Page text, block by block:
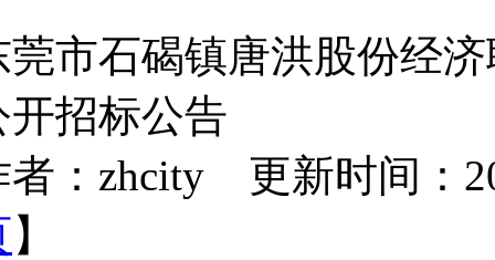
莞市石碣镇唐洪股份经
开招标公告
者：zhcity 更新时间：
】